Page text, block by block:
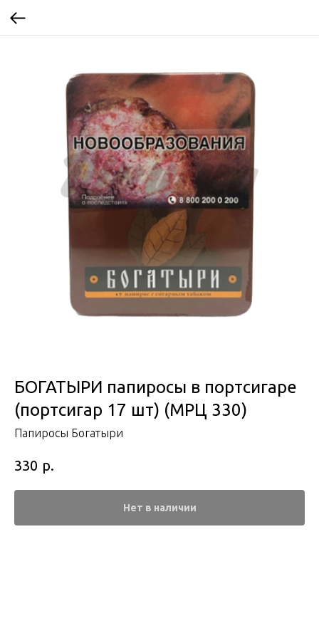
БОГАТЫРИ папиросы в портсигаре
(портсигар 17 шт) (МРЦ 330)
Папиросы Богатыри
330 р.
Нет в наличии